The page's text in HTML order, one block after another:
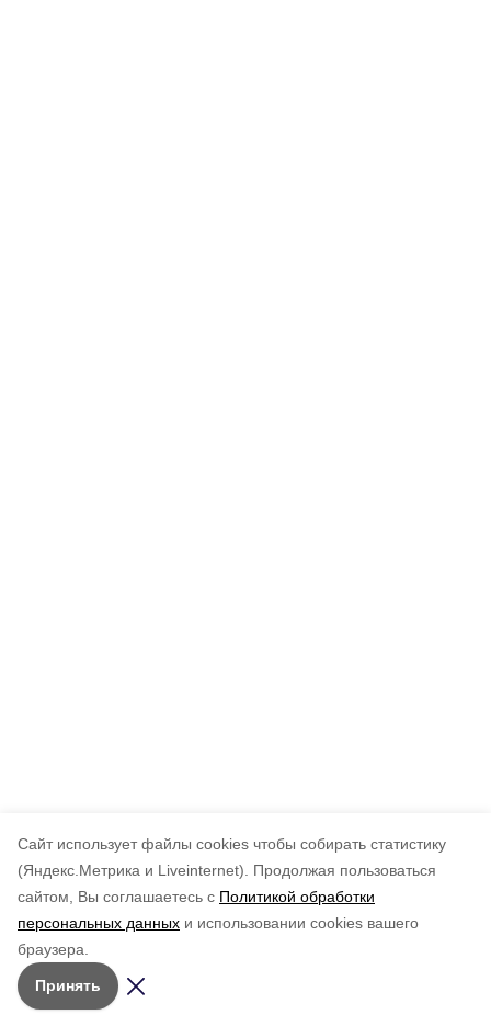
Cайт использует файлы cookies чтобы собирать статистику
(Яндекс.Метрика и Liveinternet).
Продолжая пользоваться
сайтом, Вы соглашаетесь с Политикой обработки
персональных данных и использовании cookies вашего
браузера.
Принять